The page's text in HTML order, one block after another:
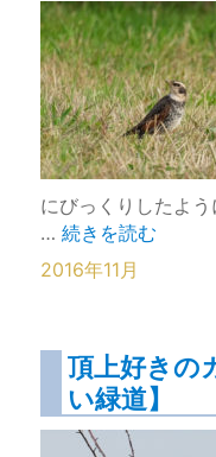
にびっくりしたよう
…“冬におなじみ身
続きを読む
2016年11月
頂上好きの
い緑道】